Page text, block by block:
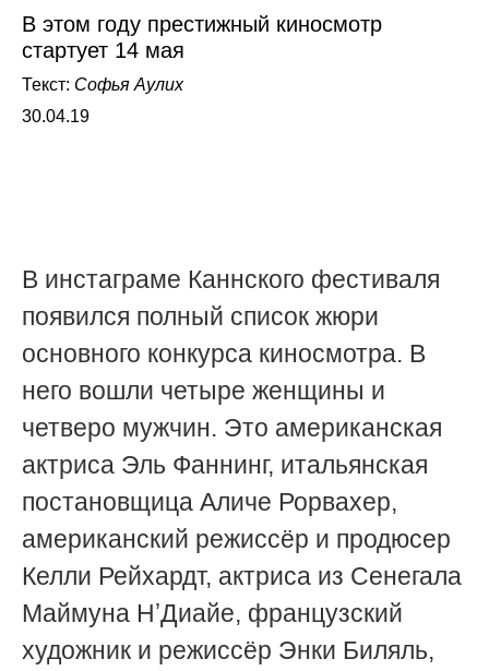
В этом году престижный киносмотр
стартует 14 мая
Текст: Софья Аулих
30.04.19
В инстаграме Каннского фестиваля
появился полный список жюри
основного конкурса киносмотра. В
него вошли четыре женщины и
четверо мужчин. Это американская
актриса Эль Фаннинг, итальянская
постановщица Аличе Рорвахер,
американский режиссёр и продюсер
Келли Рейхардт, актриса из Сенегала
Маймуна НʼДиайе, французский
художник и режиссёр Энки Биляль,